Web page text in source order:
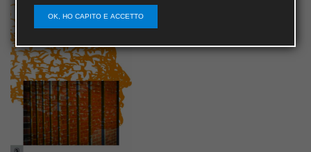
OK, HO CAPITO E ACCETTO